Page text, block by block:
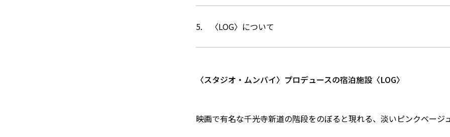
5. 〈LOG〉について
〈スタジオ・ムンバイ〉プロデュースの宿泊施設〈LOG〉
映画で有名な千光寺新道の階段をのぼると現れる、淡いピンクベージ